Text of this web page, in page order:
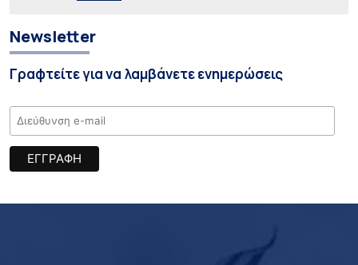
Newsletter
Γραφτείτε για να λαμβάνετε ενημερώσεις